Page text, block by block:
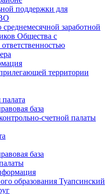
поддержки для
заработной
Общества с
территории
база
счетной палаты
база
образования Туапсинский